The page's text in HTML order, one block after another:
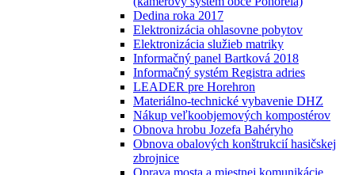
Dedina roka 2017
Elektronizácia ohlasovne pobytov
Elektronizácia služieb matriky
Informačný panel Bartková 2018
Informačný systém Registra adries
LEADER pre Horehron
Materiálno-technické vybavenie DHZ
Nákup veľkoobjemových kompostérov
Obnova hrobu Jozefa Bahéryho
Obnova obalových konštrukcií hasičskej
zbrojnice
Oprava mosta a miestnej komunikácie